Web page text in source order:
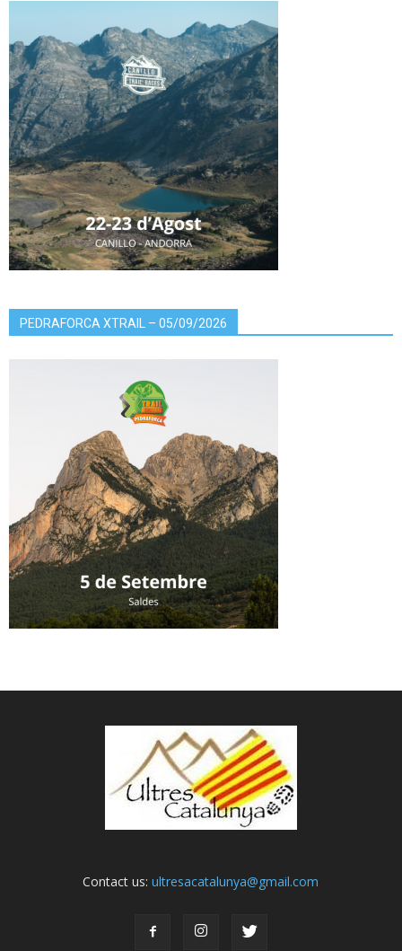
PEDRAFORCA XTRAIL – 05/09/2026
Contact us:ultresacatalunya@gmail.com